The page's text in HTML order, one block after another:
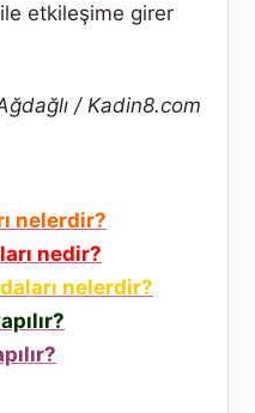
etkileşime girer
/ Kadin8.com
nelerdir?
nedir?
nelerdir?